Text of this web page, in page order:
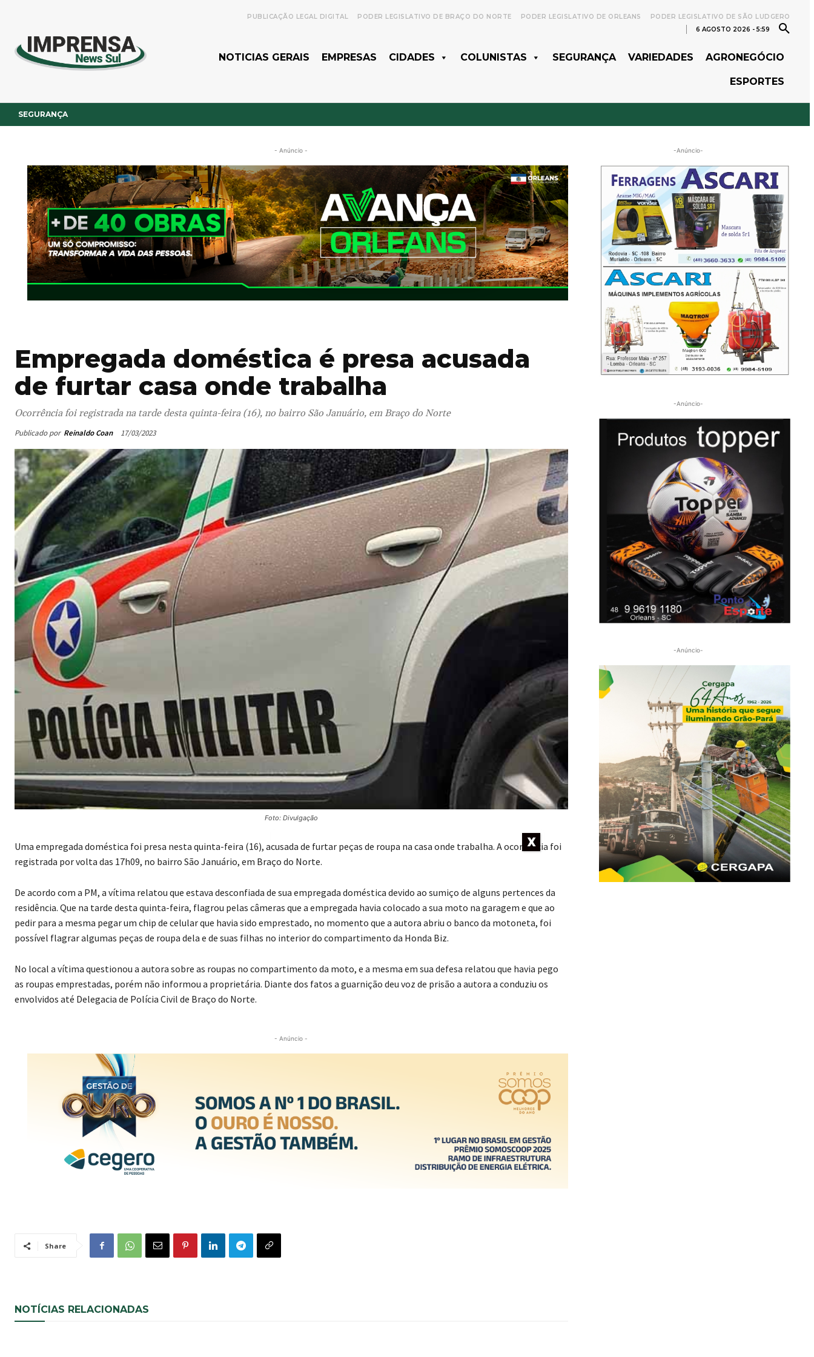
PUBLICAÇÃO LEGAL DIGITAL PODER LEGISLATIVO DE BRAÇO DO NORTE PODER LEGISLATIVO DE ORLEANS
PODER LEGISLATIVO DE SÃO LUDGERO
6 AGOSTO 2026 - 5:59
NOTICIAS GERAIS EMPRESAS CIDADES COLUNISTAS SEGURANÇA VARIEDADES AGRONEGÓCIO
ESPORTES
SEGURANÇA
- Anúncio -
Empregada doméstica é presa acusada
de furtar casa onde trabalha
Ocorrência foi registrada na tarde desta quinta-feira (16), no bairro São Januário, em Braço do Norte
Publicado por Reinaldo Coan 17/03/2023
Foto: Divulgação
Uma empregada doméstica foi presa nesta quinta-feira (16), acusada de furtar peças de roupa na casa onde trabalha. A ocorrência foi
registrada por volta das 17h09, no bairro São Januário, em Braço do Norte.
De acordo com a PM, a vítima relatou que estava desconfiada de sua empregada doméstica devido ao sumiço de alguns pertences da
residência. Que na tarde desta quinta-feira, flagrou pelas câmeras que a empregada havia colocado a sua moto na garagem e que ao
pedir para a mesma pegar um chip de celular que havia sido emprestado, no momento que a autora abriu o banco da motoneta, foi
possível flagrar algumas peças de roupa dela e de suas filhas no interior do compartimento da Honda Biz.
No local a vítima questionou a autora sobre as roupas no compartimento da moto, e a mesma em sua defesa relatou que havia pego
as roupas emprestadas, porém não informou a proprietária. Diante dos fatos a guarnição deu voz de prisão a autora a conduziu os
envolvidos até Delegacia de Polícia Civil de Braço do Norte.
- Anúncio -
Share
NOTÍCIAS RELACIONADAS
-Anúncio-
-Anúncio-
-Anúncio-
X